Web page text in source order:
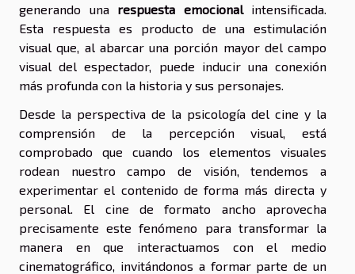
generando una respuesta emocional intensificada.
Esta respuesta es producto de una estimulación
visual que, al abarcar una porción mayor del campo
visual del espectador, puede inducir una conexión
más profunda con la historia y sus personajes.
Desde la perspectiva de la psicología del cine y la
comprensión de la percepción visual, está
comprobado que cuando los elementos visuales
rodean nuestro campo de visión, tendemos a
experimentar el contenido de forma más directa y
personal. El cine de formato ancho aprovecha
precisamente este fenómeno para transformar la
manera en que interactuamos con el medio
cinematográfico, invitándonos a formar parte de un